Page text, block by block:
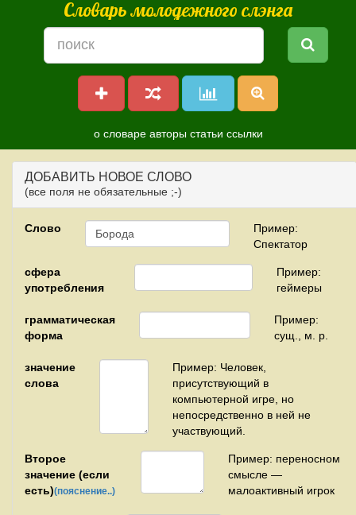
Словарь молодежного слэнга
о словаре авторы статьи ссылки
ДОБАВИТЬ НОВОЕ СЛОВО
(все поля не обязательные ;-)
Слово
Пример:
Спектатор
сфера
употребления
Пример:
геймеры
грамматическая
форма
Пример:
сущ., м. р.
значение
слова
Пример: Человек,
присутствующий в
компьютерной игре, но
непосредственно в ней не
участвующий.
Второе
значение (если
есть)(пояснение..)
Пример: переносном
смысле —
малоактивный игрок